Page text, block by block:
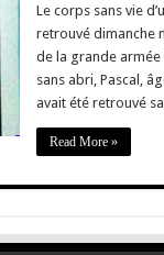
Le corps sans vie
retrouvé dimanche
de la grande armée
sans abri, Pascal,
avait été retrouvé
Read More »